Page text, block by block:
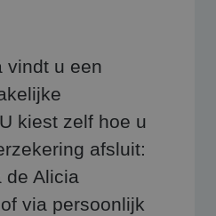
vindt u een
kiest zelf hoe u
afsluit:
de Alicia
via persoonlijk